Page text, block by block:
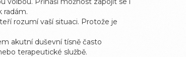
radám.
rozumí vaší situaci. Protože je
akutní duševní tísně často
terapeutické službě.